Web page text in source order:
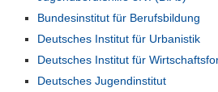
Bundesinstitut für Berufsbildung
Deutsches Institut für Urbanistik
Deutsches Institut für
Deutsches Jugendinstitut